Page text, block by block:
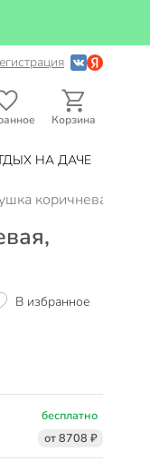
Корзина
НА ДАЧЕ
коричневая,
В избранное
бесплатно
от 8708 ₽